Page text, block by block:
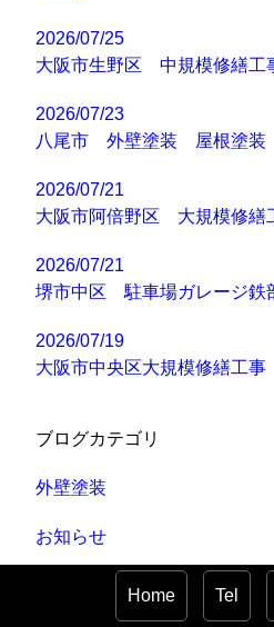
2026/07/25
大阪市生野区 中規模修繕工
2026/07/23
八尾市 外壁塗装 屋根塗装
2026/07/21
大阪市阿倍野区 大規模修繕
2026/07/21
堺市中区 駐車場ガレージ鉄
2026/07/19
大阪市中央区大規模修繕工事
ブログカテゴリ
外壁塗装
お知らせ
Home Tel